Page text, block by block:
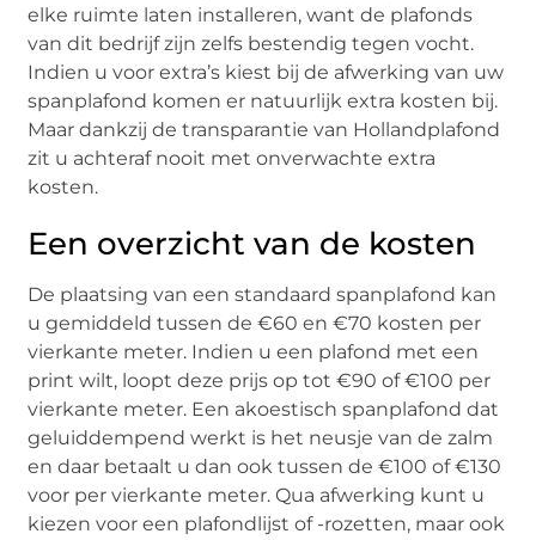
elke ruimte laten installeren, want de plafonds
van dit bedrijf zijn zelfs bestendig tegen vocht.
Indien u voor extra’s kiest bij de afwerking van uw
spanplafond komen er natuurlijk extra kosten bij.
Maar dankzij de transparantie van Hollandplafond
zit u achteraf nooit met onverwachte extra
kosten.
Een overzicht van de kosten
De plaatsing van een standaard spanplafond kan
u gemiddeld tussen de €60 en €70 kosten per
vierkante meter. Indien u een plafond met een
print wilt, loopt deze prijs op tot €90 of €100 per
vierkante meter. Een akoestisch spanplafond dat
geluiddempend werkt is het neusje van de zalm
en daar betaalt u dan ook tussen de €100 of €130
voor per vierkante meter. Qua afwerking kunt u
kiezen voor een plafondlijst of -rozetten, maar ook